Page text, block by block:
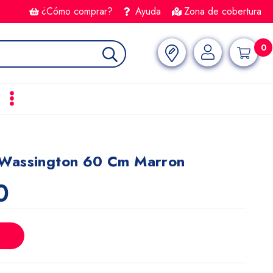
¿Cómo comprar? Ayuda Zona de cobertura
0
60 Cm Marron